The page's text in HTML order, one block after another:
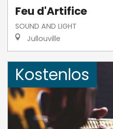
Feu d'Artifice
SOUND AND LIGHT
Jullouville
Kostenlos